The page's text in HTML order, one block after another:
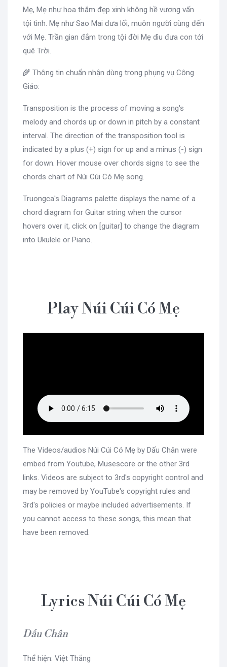
Mẹ, Mẹ như hoa thắm đẹp xinh không hề vương vấn
tội tình. Mẹ như Sao Mai đưa lối, muôn người cùng đến
với Mẹ. Trần gian đắm trong tội đời Mẹ dìu đưa con tới
quê Trời.
🌾 Thông tin chuẩn nhận dùng trong phụng vụ Công
Giáo:
Transposition is the process of moving a song's
melody and chords up or down in pitch by a constant
interval. The direction of the transposition tool is
indicated by a plus (+) sign for up and a minus (-) sign
for down. Hover mouse over chords signs to see the
chords chart of Núi Cúi Có Mẹ song.
Truongca's Diagrams palette displays the name of a
chord diagram for Guitar string when the cursor
hovers over it, click on [guitar] to change the diagram
into Ukulele or Piano.
Play Núi Cúi Có Mẹ
The Videos/audios Núi Cúi Có Mẹ by Dấu Chân were
embed from Youtube, Musescore or the other 3rd
links. Videos are subject to 3rd's copyright control and
may be removed by YouTube's copyright rules and
3rd's policies or maybe included advertisements. If
you cannot access to these songs, this mean that
have been removed.
Lyrics Núi Cúi Có Mẹ
Dấu Chân
Thể hiện: Việt Thắng